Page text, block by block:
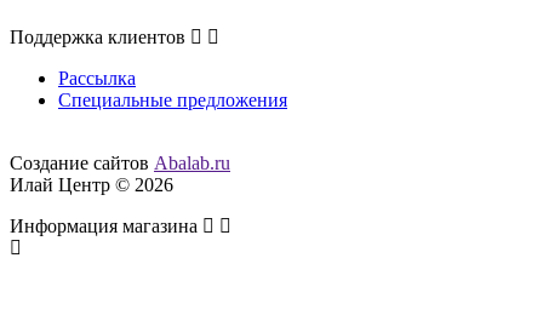
Поддержка клиентов
Рассылка
Специальные предложения
Создание сайтов Abalab.ru
Илай Центр © 2026
Информация магазина